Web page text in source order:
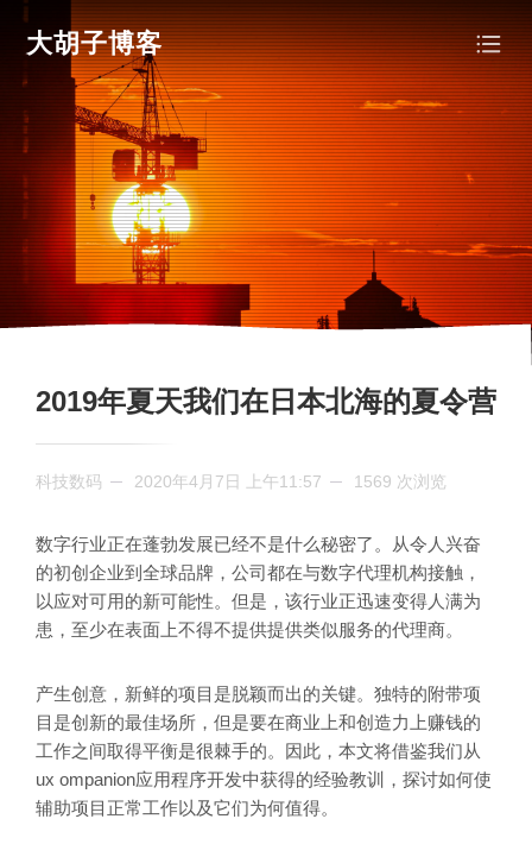
大胡子博客
2019年夏天我们在日本北海的夏令营
科技数码 2020年4月7日 上午11:57 1569 次浏览
数字行业正在蓬勃发展已经不是什么秘密了。从令人兴奋
的初创企业到全球品牌，公司都在与数字代理机构接触，
以应对可用的新可能性。但是，该行业正迅速变得人满为
患，至少在表面上不得不提供提供类似服务的代理商。
产生创意，新鲜的项目是脱颖而出的关键。独特的附带项
目是创新的最佳场所，但是要在商业上和创造力上赚钱的
工作之间取得平衡是很棘手的。因此，本文将借鉴我们从
ux ompanion应用程序开发中获得的经验教训，探讨如何使
辅助项目正常工作以及它们为何值得。